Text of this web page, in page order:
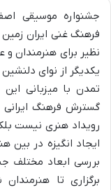
جشنواره موسیقی
فرهنگ غنی ایران
نظیر برای هنرمندان و
یکدیگر از نوای
تمدن با میزبانی
گسترش فرهنگ
رویداد هنری نیست
ایجاد انگیزه در بین
بررسی ابعاد مختلف
برگزاری تا